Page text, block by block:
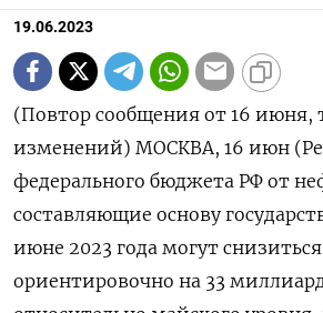
19.06.2023
(Повтор сообщения от 16 июня,
изменений) МОСКВА, 16 июн
федерального бюджета РФ от
составляющие основу
июне 2023 года могут снизиться
ориентировочно на 33